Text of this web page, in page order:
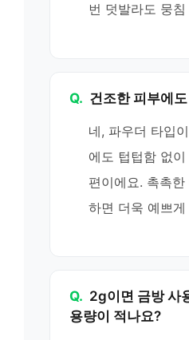
번 덧발라도 뭉
Q. 건조한 피부에
네, 파우더 타입
에도 텁텁함 없
편이에요. 촉촉
하면 더욱 예쁘
Q. 2g이면 금방 사
용량이 적나요?